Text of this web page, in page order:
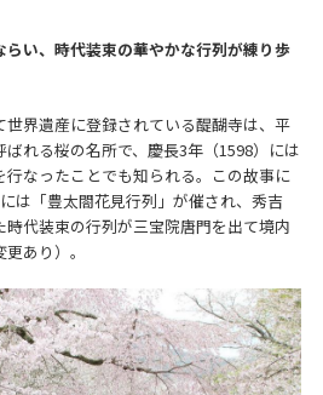
い、時代装束の華やかな行列が練り歩
世界遺産に登録されている醍醐寺は、平
れる桜の名所で、慶長3年（1598）には
なったことでも知られる。この故事に
は「豊太閤花見行列」が催され、秀吉
代装束の行列が三宝院唐門を出て境内
あり）。